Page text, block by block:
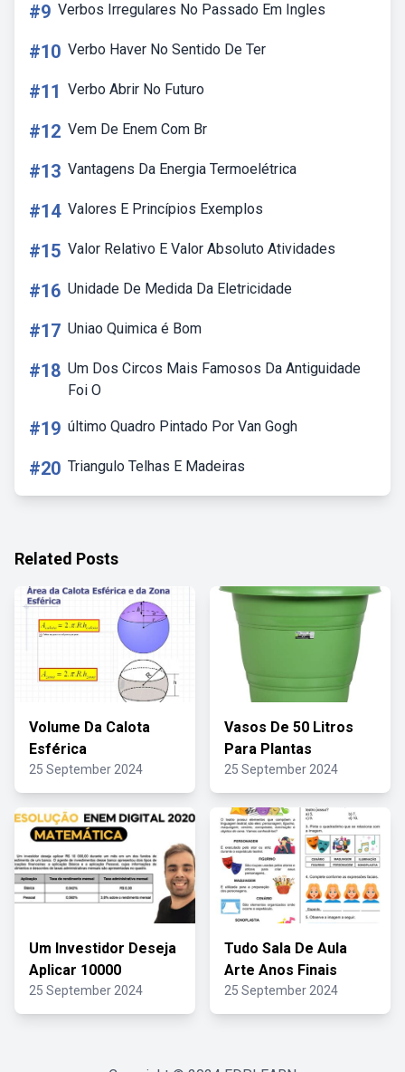
#9 Verbos Irregulares No Passado Em Ingles
#10 Verbo Haver No Sentido De Ter
#11 Verbo Abrir No Futuro
#12 Vem De Enem Com Br
#13 Vantagens Da Energia Termoelétrica
#14 Valores E Princípios Exemplos
#15 Valor Relativo E Valor Absoluto Atividades
#16 Unidade De Medida Da Eletricidade
#17 Uniao Quimica é Bom
#18 Um Dos Circos Mais Famosos Da Antiguidade
Foi O
#19 último Quadro Pintado Por Van Gogh
#20 Triangulo Telhas E Madeiras
Related Posts
Volume Da Calota
Esférica
25 September 2024
Vasos De 50 Litros
Para Plantas
25 September 2024
Um Investidor Deseja
Aplicar 10000
25 September 2024
Tudo Sala De Aula
Arte Anos Finais
25 September 2024